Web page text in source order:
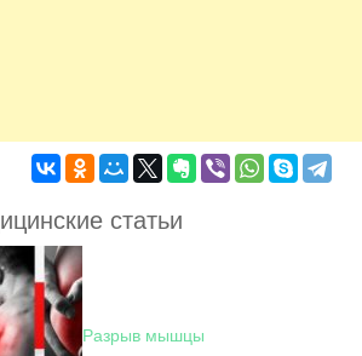
статьи
Разрыв мышцы